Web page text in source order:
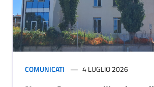
COMUNICATI 4 LUGLIO 2026